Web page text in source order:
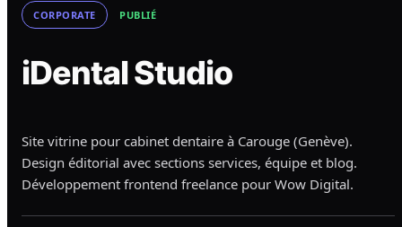
CORPORATE PUBLIÉ
iDental Studio
Site vitrine pour cabinet dentaire à Carouge (Genève).
Design éditorial avec sections services, équipe et blog.
Développement frontend freelance pour Wow Digital.